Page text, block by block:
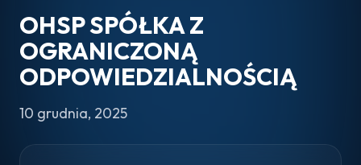
OHSP SPÓŁKA Z
OGRANICZONĄ
ODPOWIEDZIALNOŚCIĄ
10 grudnia, 2025